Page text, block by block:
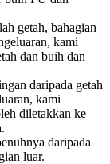
getah, bahagian
kami
dan buih dan
daripada getah
kami
diletakkan ke
daripada
luar.